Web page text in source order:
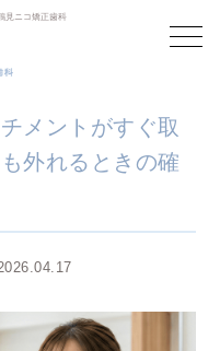
見ニコ矯正歯科
メントがすぐ取
外れるときの確